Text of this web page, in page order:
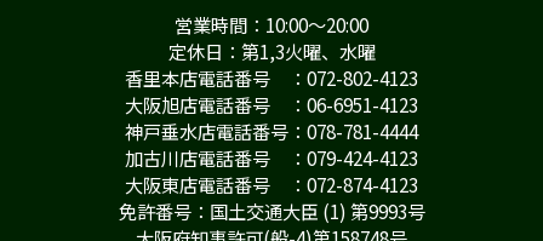
営業時間：10:00～20:00
定休日：第1,3火曜、水曜
香里本店電話番号 ：072-802-4123
大阪旭店電話番号 ：06-6951-4123
神戸垂水店電話番号：078-781-4444
加古川店電話番号 ：079-424-4123
大阪東店電話番号 ：072-874-4123
免許番号：国土交通大臣 (1) 第9993号